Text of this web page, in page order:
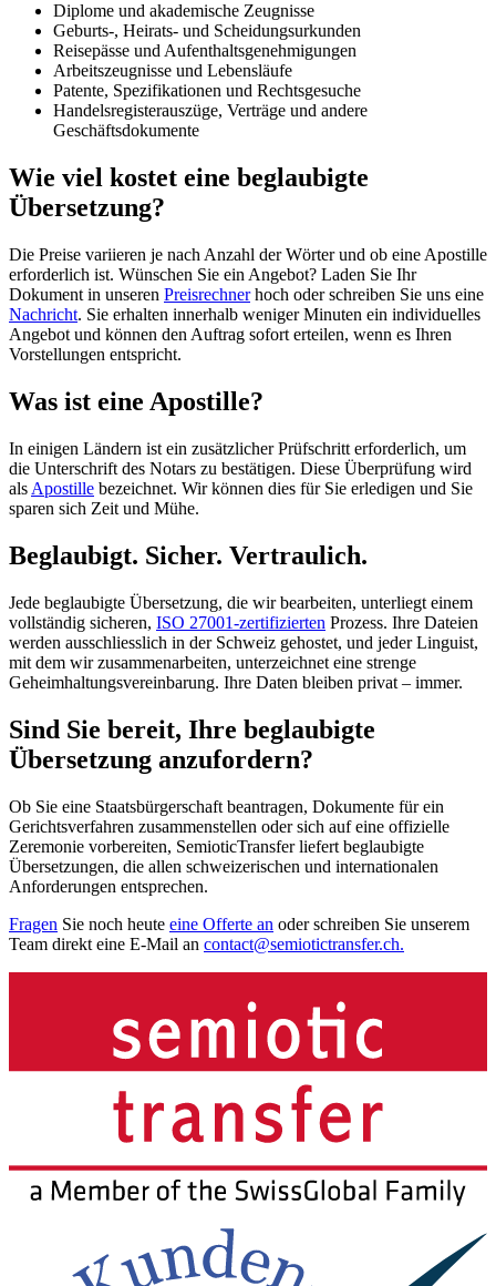
Diplome und akademische Zeugnisse
Geburts-, Heirats- und Scheidungsurkunden
Reisepässe und Aufenthaltsgenehmigungen
Arbeitszeugnisse und Lebensläufe
Patente, Spezifikationen und Rechtsgesuche
Handelsregisterauszüge, Verträge und andere
Geschäftsdokumente
Wie viel kostet eine beglaubigte
Übersetzung?
Die Preise variieren je nach Anzahl der Wörter und ob eine Apostille
erforderlich ist. Wünschen Sie ein Angebot? Laden Sie Ihr
Dokument in unseren Preisrechnerhoch oder schreiben Sie uns eine
Nachricht. Sie erhalten innerhalb weniger Minuten ein individuelles
Angebot und können den Auftrag sofort erteilen, wenn es Ihren
Vorstellungen entspricht.
Was ist eine Apostille?
In einigen Ländern ist ein zusätzlicher Prüfschritt erforderlich, um
die Unterschrift des Notars zu bestätigen. Diese Überprüfung wird
als Apostille bezeichnet. Wir können dies für Sie erledigen und Sie
sparen sich Zeit und Mühe.
Beglaubigt. Sicher. Vertraulich.
Jede beglaubigte Übersetzung, die wir bearbeiten, unterliegt einem
vollständig sicheren, ISO 27001-zertifizierten Prozess. Ihre Dateien
werden ausschliesslich in der Schweiz gehostet, und jeder Linguist,
mit dem wir zusammenarbeiten, unterzeichnet eine strenge
Geheimhaltungsvereinbarung. Ihre Daten bleiben privat – immer.
Sind Sie bereit, Ihre beglaubigte
Übersetzung anzufordern?
Ob Sie eine Staatsbürgerschaft beantragen, Dokumente für ein
Gerichtsverfahren zusammenstellen oder sich auf eine offizielle
Zeremonie vorbereiten, SemioticTransfer liefert beglaubigte
Übersetzungen, die allen schweizerischen und internationalen
Anforderungen entsprechen.
Fragen Sie noch heute eine Offerte an oder schreiben Sie unserem
Team direkt eine E-Mail an contact@semiotictransfer.ch.